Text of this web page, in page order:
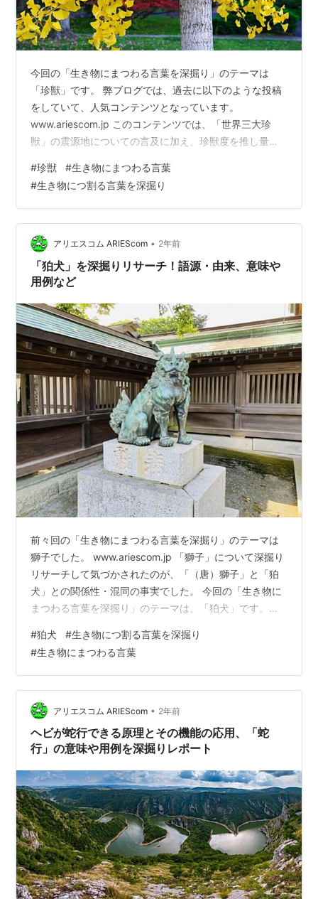
今回の「生き物にまつわる言葉を深掘り」のテーマは
「珍獣」です。 弊ブログでは、過去に以下のような投稿
をしていて、人気コンテンツとなっています。
www.ariescom.jp このコンテンツでは、「世界三大珍
獣」の震源地についての言及に加え、珍獣度を推し量る
孤高の分類枠を提唱して、それらに該当する動物たちの
列挙を試みています。 この珍獣度の物差しの提言は、的
を得たものなのでしょうか？ そのあたりも含め、「珍
獣」を「生き物にまつわる言葉」として深掘りリサーチ
してみました。 珍獣とは？ 珍獣を特徴づける要素 珍獣
を定義づけることの難しさ 珍獣に関す…
#珍獣 #生き物にまつわる言葉
#生き物につ割る言葉を深掘り
アリエスコム ARIEScom • 2年前
「狛犬」を深掘りリサーチ！語源・由来、意味や
用例など
前々回の「生き物にまつわる言葉を深掘り」のテーマは
獅子でした。 www.ariescom.jp 「獅子」について深掘り
リサーチして気づかされたのが、「（唐）獅子」と「狛
犬」との関係性・混同の事実でした。 今回の「生き物に
まつわる言葉を深掘り」のテーマは、「狛犬」です。
以下の目次に沿ってレポートしていきます。 狛犬とは？
狛犬の起源 狛犬の名前の由来について 主な説 高麗から
の伝来説 異国の犬説 「狛」の字について なぜ犬？ 獅子
との混同 唐獅子と狛犬の違い まとめ 狛犬とは？ 狛犬
は、日本の神社や寺院の入り口などで見かける、邪気を
払い神を守護…
#狛犬 #生き物につ割る言葉を深掘り
#生き物にまつわる言葉
アリエスコム ARIEScom • 2年前
ヘビが蛇行できる原理とその機能の応用、「蛇
行」の意味や用例を深掘りレポート